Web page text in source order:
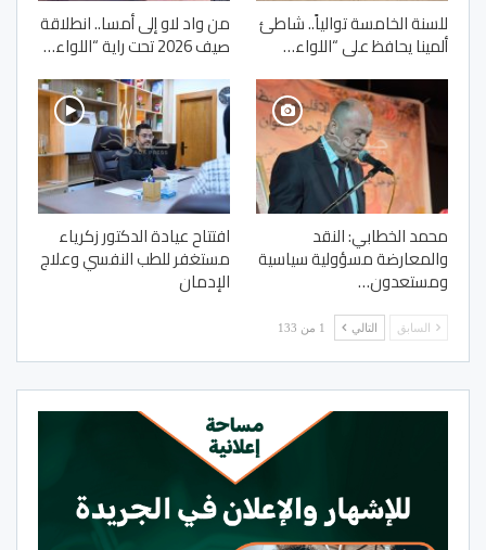
للسنة الخامسة توالياً.. شاطئ
ألمينا يحافظ على “اللواء…
من واد لاو إلى أمسا.. انطلاقة
صيف 2026 تحت راية “اللواء…
محمد الخطابي: النقد
والمعارضة مسؤولية سياسية
ومستعدون…
افتتاح عيادة الدكتور زكرياء
مستغفر للطب النفسي وعلاج
الإدمان
السابق التالي 1 من 133